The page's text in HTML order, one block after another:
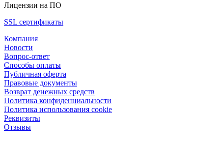
Лицензии на ПО
SSL сертификаты
Компания
Новости
Вопрос-ответ
Способы оплаты
Публичная оферта
Правовые документы
Возврат денежных средств
Политика конфиденциальности
Политика использования cookie
Реквизиты
Отзывы